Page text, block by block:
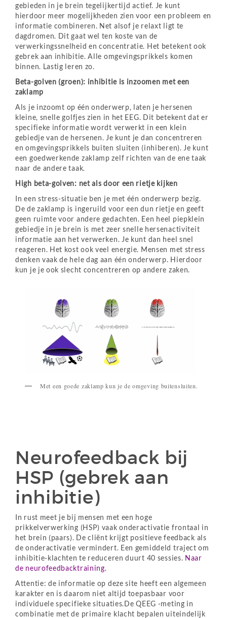
gebieden in je brein tegelijkertijd actief. Je kunt
hierdoor meer mogelijkheden zien voor een probleem en
informatie combineren. Net alsof je relaxt ligt te
dagdromen. Dit gaat wel ten koste van de
verwerkingssnelheid en concentratie. Het betekent ook
gebrek aan inhibitie. Alle omgevingsprikkels komen
binnen. Lastig leren zo.
Beta-golven (groen): inhibitie is inzoomen met een
zaklamp
Als je inzoomt op één onderwerp, laten je hersenen
kleine, snelle golfjes zien in het EEG. Dit betekent dat er
specifieke informatie wordt verwerkt in een klein
gebiedje van de hersenen. Je kunt je dan concentreren
en omgevingsprikkels buiten sluiten (inhiberen). Je kunt
een goedwerkende zaklamp zelf richten van de ene taak
naar de andere taak.
High beta-golven: net als door een rietje kijken
In een stress-situatie ben je met één onderwerp bezig.
De de zaklamp is ingeruild voor een dun rietje en geeft
geen ruimte voor andere gedachten. Een heel piepklein
gebiedje in je brein is met zeer snelle hersenactiviteit
informatie aan het verwerken. Je kunt dan heel snel
reageren. Het kost ook veel energie. Mensen met stress
denken vaak de hele dag aan één onderwerp. Hierdoor
kun je je ook slecht concentreren op andere zaken.
Met een goede zaklamp kun je de omgeving buitensluiten.
Neurofeedback bij
HSP (gebrek aan
inhibitie)
In rust meet je bij mensen met een hoge
prikkelverwerking (HSP) vaak onderactivatie frontaal in
het brein (paars). De cliënt krijgt positieve feedback als
de onderactivatie vermindert. Een gemiddeld traject om
inhibitie-klachten te reduceren duurt 40 sessies. Naar
de neurofeedbacktraining.
Attentie: de informatie op deze site heeft een algemeen
karakter en is daarom niet altijd toepasbaar voor
individuele specifieke situaties.De QEEG -meting in
combinatie met de primaire klacht bepalen uiteindelijk